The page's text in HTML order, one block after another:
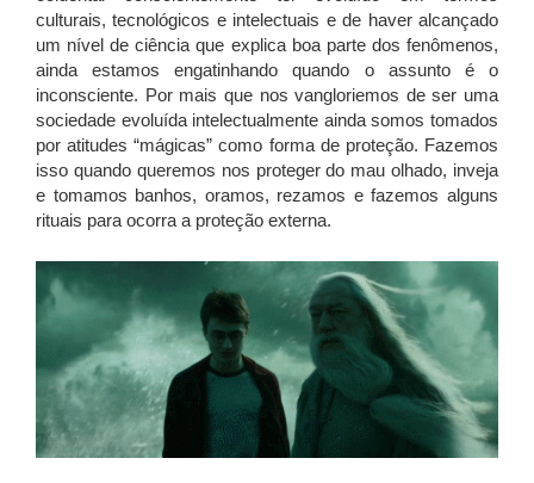
culturais, tecnológicos e intelectuais e de haver alcançado
um nível de ciência que explica boa parte dos fenômenos,
ainda estamos engatinhando quando o assunto é o
inconsciente. Por mais que nos vangloriemos de ser uma
sociedade evoluída intelectualmente ainda somos tomados
por atitudes “mágicas” como forma de proteção. Fazemos
isso quando queremos nos proteger do mau olhado, inveja
e tomamos banhos, oramos, rezamos e fazemos alguns
rituais para ocorra a proteção externa.